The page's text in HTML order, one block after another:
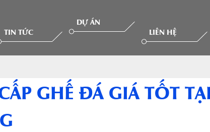
TIN TỨC
DỰ ÁN
LIÊN HỆ
GHẾ ĐÁ GIÁ TỐT